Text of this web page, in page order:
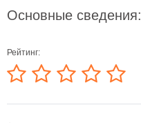
Основные сведения:
Рейтинг: